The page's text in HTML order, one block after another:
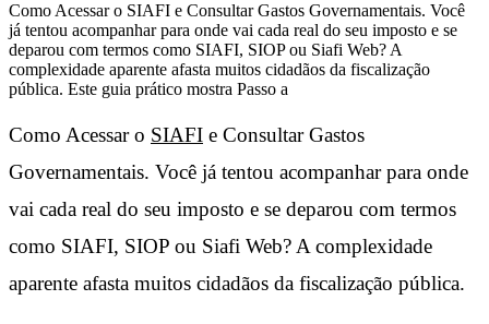
Como Acessar o SIAFI e Consultar Gastos Governamentais. Você
já tentou acompanhar para onde vai cada real do seu imposto e se
deparou com termos como SIAFI, SIOP ou Siafi Web? A
complexidade aparente afasta muitos cidadãos da fiscalização
pública. Este guia prático mostra Passo a
Como Acessar o SIAFI e Consultar Gastos
Governamentais. Você já tentou acompanhar para onde
vai cada real do seu imposto e se deparou com termos
como SIAFI, SIOP ou Siafi Web? A complexidade
aparente afasta muitos cidadãos da fiscalização pública.